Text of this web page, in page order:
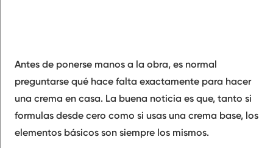
Antes de ponerse manos a la obra, es normal
preguntarse qué hace falta exactamente para hacer
una crema en casa. La buena noticia es que, tanto si
formulas desde cero como si usas una crema base, los
elementos básicos son siempre los mismos.